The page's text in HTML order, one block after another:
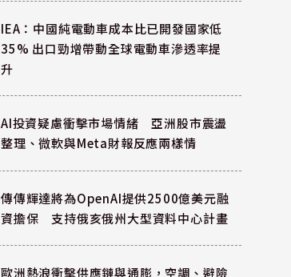
IEA：中國純電動車成本比已開發國家低
35% 出口勁增帶動全球電動車滲透率提
升
AI投資疑慮衝擊市場情緒 亞洲股市震盪
整理、微軟與Meta財報反應兩樣情
傳傳輝達將為OpenAI提供2500億美元融
資擔保 支持俄亥俄州大型資料中心計畫
歐洲熱浪衝擊供應鏈與通膨，空調、避險